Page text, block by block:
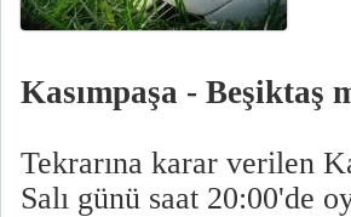
Kasımpaşa - Beşiktaş
Tekrarına karar verilen
Salı günü saat 20:00'de